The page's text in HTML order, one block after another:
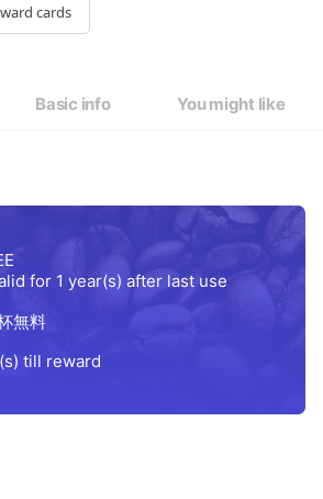
休み
cards
Basic info You might like